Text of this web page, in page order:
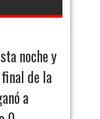
noche y
de la
a